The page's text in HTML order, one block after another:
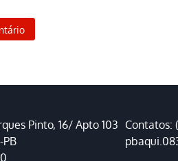
Pinto, 16/ Apto 103
PB
Contatos: